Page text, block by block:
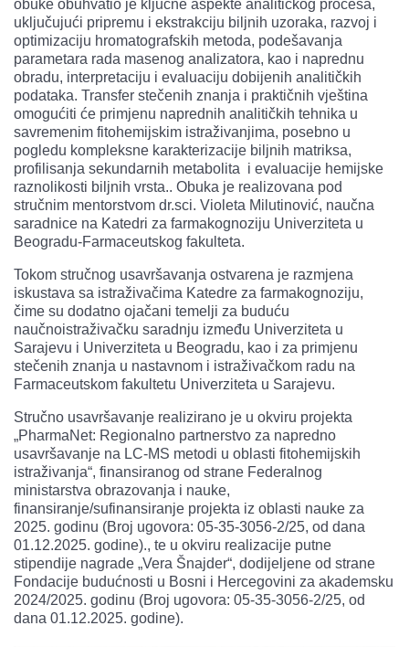
obuke obuhvatio je ključne aspekte analitičkog procesa,
uključujući pripremu i ekstrakciju biljnih uzoraka, razvoj i
optimizaciju hromatografskih metoda, podešavanja
parametara rada masenog analizatora, kao i naprednu
obradu, interpretaciju i evaluaciju dobijenih analitičkih
podataka. Transfer stečenih znanja i praktičnih vještina
omogućiti će primjenu naprednih analitičkih tehnika u
savremenim fitohemijskim istraživanjima, posebno u
pogledu kompleksne karakterizacije biljnih matriksa,
profilisanja sekundarnih metabolita i evaluacije hemijske
raznolikosti biljnih vrsta.. Obuka je realizovana pod
stručnim mentorstvom dr.sci. Violeta Milutinović, naučna
saradnice na Katedri za farmakognoziju Univerziteta u
Beogradu-Farmaceutskog fakulteta.
Tokom stručnog usavršavanja ostvarena je razmjena
iskustava sa istraživačima Katedre za farmakognoziju,
čime su dodatno ojačani temelji za buduću
naučnoistraživačku saradnju između Univerziteta u
Sarajevu i Univerziteta u Beogradu, kao i za primjenu
stečenih znanja u nastavnom i istraživačkom radu na
Farmaceutskom fakultetu Univerziteta u Sarajevu.
Stručno usavršavanje realizirano je u okviru projekta
„PharmaNet: Regionalno partnerstvo za napredno
usavršavanje na LC-MS metodi u oblasti fitohemijskih
istraživanja“, finansiranog od strane Federalnog
ministarstva obrazovanja i nauke,
finansiranje/sufinansiranje projekta iz oblasti nauke za
2025. godinu (Broj ugovora: 05-35-3056-2/25, od dana
01.12.2025. godine)., te u okviru realizacije putne
stipendije nagrade „Vera Šnajder“, dodijeljene od strane
Fondacije budućnosti u Bosni i Hercegovini za akademsku
2024/2025. godinu (Broj ugovora: 05-35-3056-2/25, od
dana 01.12.2025. godine).